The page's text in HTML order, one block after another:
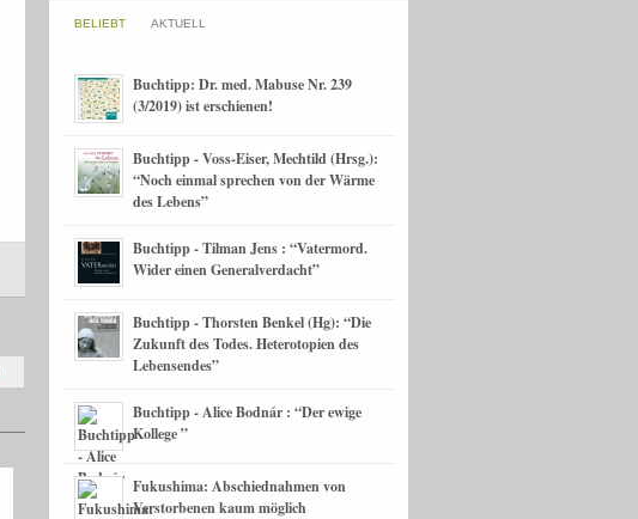
BELIEBT AKTUELL
Buchtipp: Dr. med. Mabuse Nr. 239
(3/2019) ist erschienen!
Buchtipp - Voss-Eiser, Mechtild (Hrsg.):
“Noch einmal sprechen von der Wärme
des Lebens”
Buchtipp - Tilman Jens : “Vatermord.
Wider einen Generalverdacht”
Buchtipp - Thorsten Benkel (Hg): “Die
Zukunft des Todes. Heterotopien des
Lebensendes”
Buchtipp - Alice Bodnár : “Der ewige
Kollege ”
Fukushima: Abschiednahmen von
Verstorbenen kaum möglich